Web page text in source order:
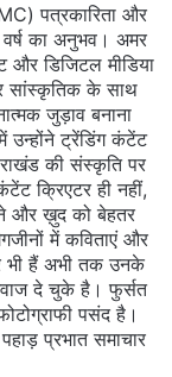
पत्रकारिता और
वर्ष का अनुभव। अमर
और डिजिटल मीडिया
सांस्कृतिक के साथ
जुड़ाव बनाना
ट्रेंडिंग कंटेंट
की संस्कृति पर
क्रिएटर ही नहीं,
और ख़ुद को बेहतर
में कविताएं और
भी हैं अभी तक उनके
दे चुके है। फुर्सत
पसंद है।
प्रभात समाचार